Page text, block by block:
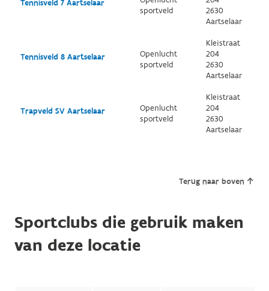
Tennisveld 7 Aartselaar
sportveld
2630
Aartselaar
Tennisveld 8 Aartselaar
Openlucht
sportveld
Kleistraat
204
2630
Aartselaar
Trapveld SV Aartselaar
Openlucht
sportveld
Kleistraat
204
2630
Aartselaar
Terug naar boven
Sportclubs die gebruik maken
van deze locatie